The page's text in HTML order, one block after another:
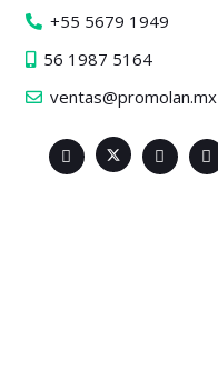
+55 5679 1949
56 1987 5164
ventas@promolan.mx